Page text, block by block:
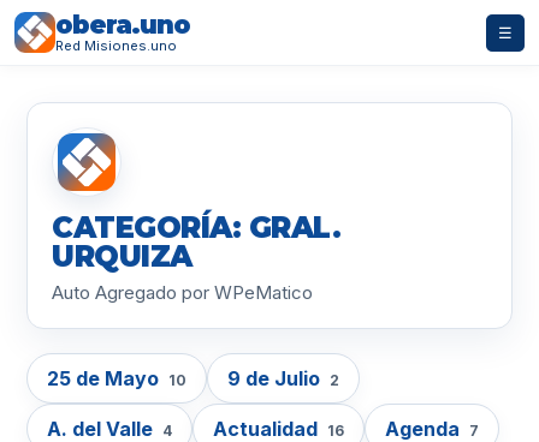
obera.uno
Red Misiones.uno
☰
CATEGORÍA: GRAL.
URQUIZA
Auto Agregado por WPeMatico
25 de Mayo 10 9 de Julio 2
A. del Valle 4 Actualidad 16 Agenda 7